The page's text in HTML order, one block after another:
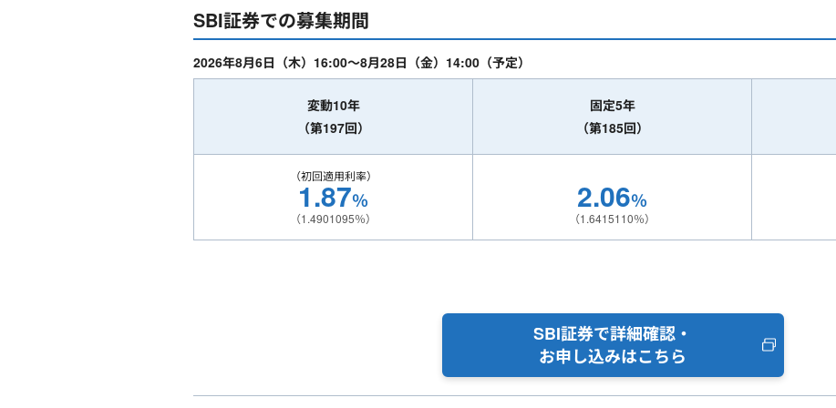
SBI証券での募集期間
2026年8月6日（木）16:00～8月28日（金）14:00（予定）
変動10年
（第197回）
（初回適用利率）
1.87％
（1.4901095％）
固定5年
（第185回）
2.06％
（1.6415110％）
SBI証券で詳細確認・
お申し込みはこちら